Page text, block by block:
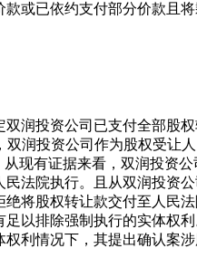
或已依约支付部分价款且
润投资公司已支付全部股
润投资公司作为股权受让
现有证据来看，双润投资
法院执行。且从双润投资
将股权转让款交付至人民
以排除强制执行的实体权
利情况下，其提出确认案